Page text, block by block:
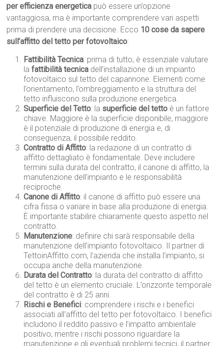
per efficienza energetica può essere un’opzione
vantaggiosa, ma è importante comprendere vari aspetti
prima di prendere una decisione. Ecco 10 cose da sapere
sull’affitto del tetto per fotovoltaico:
Fattibilità Tecnica: prima di tutto, è essenziale valutare
la fattibilità tecnica dell’installazione di un impianto
fotovoltaico sul tetto del capannone. Elementi come
l’orientamento, l’ombreggiamento e la struttura del
tetto influiscono sulla produzione energetica.
Superficie del Tetto: la superficie del tetto è un fattore
chiave. Maggiore è la superficie disponibile, maggiore
è il potenziale di produzione di energia e, di
conseguenza, il possibile reddito.
Contratto di Affitto: la redazione di un contratto di
affitto dettagliato è fondamentale. Deve includere
termini sulla durata del contratto, il canone di affitto, la
manutenzione dell’impianto e le responsabilità
reciproche.
Canone di Affitto: il canone di affitto può essere una
cifra fissa o variare in base alla produzione di energia.
È importante stabilire chiaramente questo aspetto nel
contratto.
Manutenzione: definire chi sarà responsabile della
manutenzione dell’impianto fotovoltaico. Il partner di
TettoinAffitto.com, l’azienda che installa l’impianto, si
occupa anche della manutenzione.
Durata del Contratto: la durata del contratto di affitto
del tetto è un elemento cruciale. L’orizzonte temporale
del contratto è di 25 anni.
Rischi e Benefici: comprendere i rischi e i benefici
associati all’affitto del tetto per fotovoltaico. I benefici
includono il reddito passivo e l’impatto ambientale
positivo, mentre i rischi possono riguardare la
manutenzione e gli eventuali problemi tecnici, il partner